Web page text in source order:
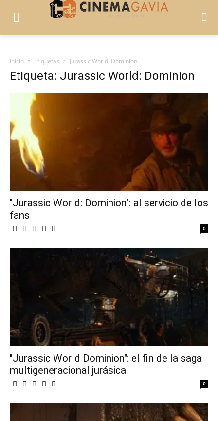
Inicio Etiquetas Jurassic World: Dominion
Etiqueta: Jurassic World: Dominion
"Jurassic World: Dominion": al servicio de los
fans
0
"Jurassic World Dominion": el fin de la saga
multigeneracional jurásica
0